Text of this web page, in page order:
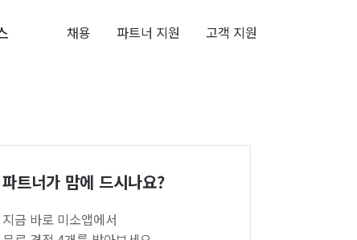
채용 파트너 지원 고객 지원
파트너가 맘에 드시나요?
지금 바로 미소앱에서